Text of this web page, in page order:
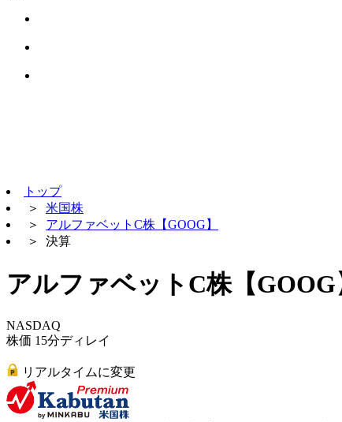
トップ
＞ 米国株
＞ アルファベットC株【GOOG】
＞ 決算
アルファベットC株【
NASDAQ
株価 15分ディレイ
リアルタイムに変更